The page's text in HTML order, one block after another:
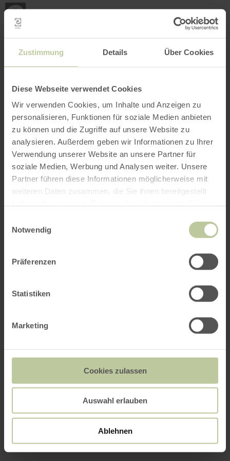
Zustimmung Details Über Cookies
Diese Webseite verwendet Cookies
Wir verwenden Cookies, um Inhalte und Anzeigen zu
personalisieren, Funktionen für soziale Medien anbieten
zu können und die Zugriffe auf unsere Website zu
analysieren. Außerdem geben wir Informationen zu Ihrer
Verwendung unserer Website an unsere Partner für
soziale Medien, Werbung und Analysen weiter. Unsere
Partner führen diese Informationen möglicherweise mit
weiteren Daten zusammen, die Sie ihnen bereitgestellt
Notwendig
Präferenzen
Statistiken
Marketing
Cookies zulassen
Auswahl erlauben
Ablehnen
INTERACTIVE MAP
my
Open filter